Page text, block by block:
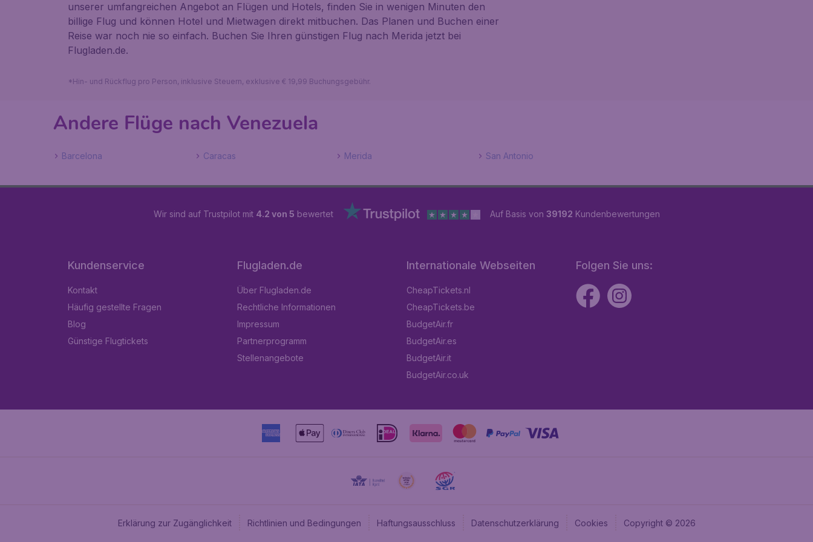
unserer umfangreichen Angebot an Flügen und Hotels, finden Sie in wenigen Minuten den
billige Flug und können Hotel und Mietwagen direkt mitbuchen. Das Planen und Buchen einer
Reise war noch nie so einfach. Buchen Sie Ihren günstigen Flug nach Merida jetzt bei
Flugladen.de.
*Hin- und Rückflug pro Person, inklusive Steuern, exklusive € 19,99 Buchungsgebühr.
Andere Flüge nach Venezuela
Barcelona Caracas Merida San Antonio
Wir sind auf Trustpilot mit 4.2 von 5 bewertet Auf Basis von 39192 Kundenbewertungen
Kundenservice
Kontakt
Häufig gestellte Fragen
Blog
Günstige Flugtickets
Flugladen.de
Über Flugladen.de
Rechtliche Informationen
Impressum
Partnerprogramm
Stellenangebote
Internationale Webseiten
CheapTickets.nl
CheapTickets.be
BudgetAir.fr
BudgetAir.es
BudgetAir.it
BudgetAir.co.uk
Folgen Sie uns:
Erklärung zur Zugänglichkeit Richtlinien und Bedingungen Haftungsausschluss Datenschutzerklärung Cookies Copyright © 2026